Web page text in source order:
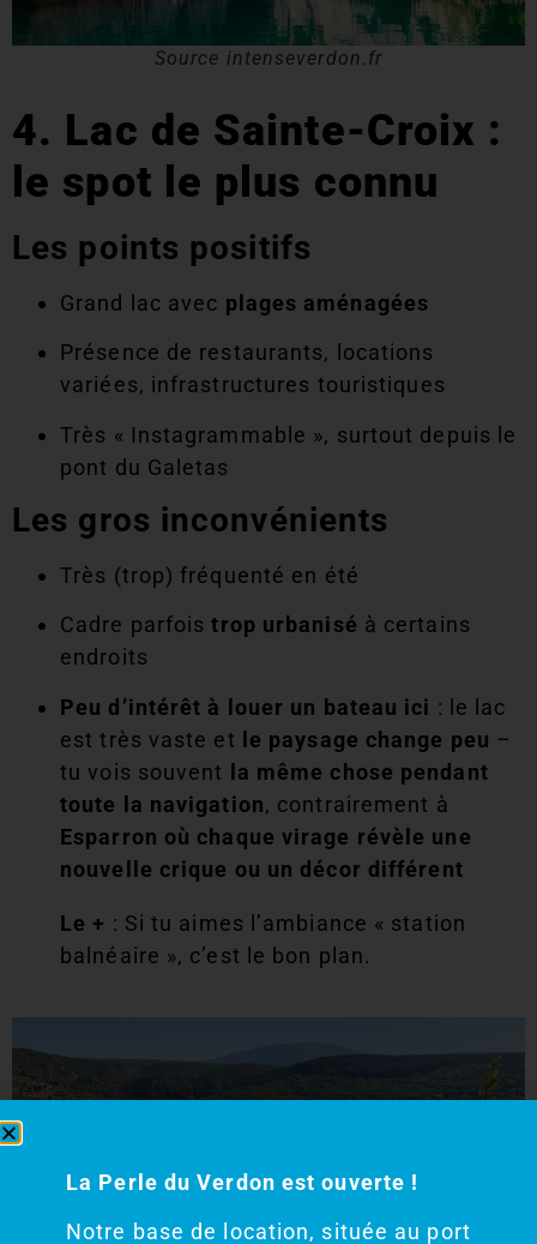
Source intenseverdon.fr
4. Lac de Sainte-Croix :
le spot le plus connu
Les points positifs
Grand lac avec plages aménagées
Présence de restaurants, locations
variées, infrastructures touristiques
Très « Instagrammable », surtout depuis le
pont du Galetas
Les gros inconvénients
Très (trop) fréquenté en été
Cadre parfoistrop urbanisé à certains
endroits
Peu d’intérêt à louer un bateau ici : le lac
est très vaste et le paysage change peu –
tu vois souvent la même chose pendant
toute la navigation, contrairement à
Esparron où chaque virage révèle une
nouvelle crique ou un décor différent
Le + : Si tu aimes l’ambiance « station
balnéaire », c’est le bon plan.
La Perle du Verdon est ouverte !
Notre base de location, située au port